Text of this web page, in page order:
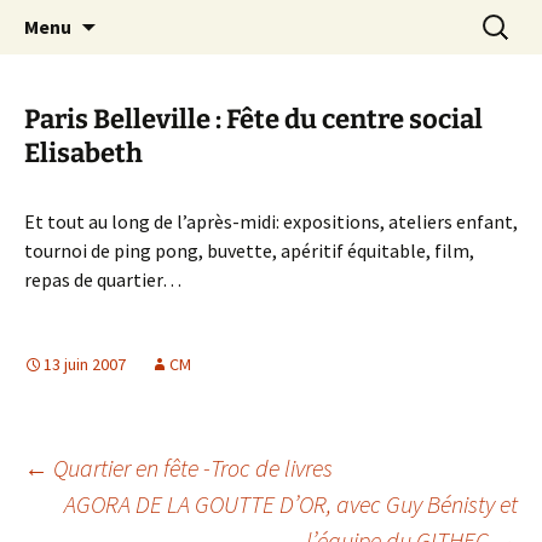
Canal Marches
Menu
Paris Belleville : Fête du centre social
Elisabeth
Et tout au long de l’après-midi: expositions, ateliers enfant,
tournoi de ping pong, buvette, apéritif équitable, film,
repas de quartier…
13 juin 2007 CM
Navigation
← Quartier en fête -Troc de livres
AGORA DE LA GOUTTE D’OR, avec Guy Bénisty et